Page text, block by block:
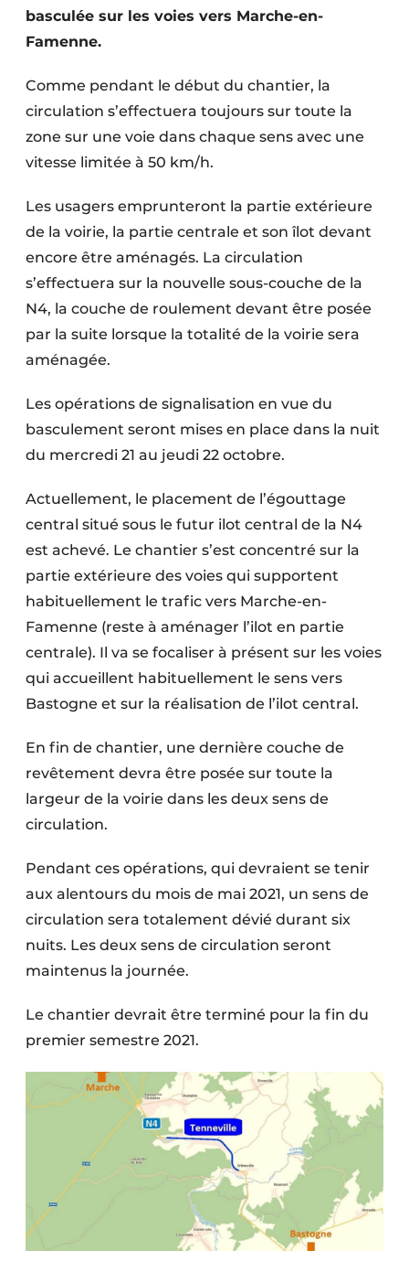
Fondations
Façades
Infrastructures souterraines et égouttage
Protection solaire
Rénovation
Sécurité incendie
Software
basculée sur les voies vers Marche-en-
Famenne.
Comme pendant le début du chantier, la
circulation s’effectuera toujours sur toute la
zone sur une voie dans chaque sens avec une
vitesse limitée à 50 km/h.
Les usagers emprunteront la partie extérieure
de la voirie, la partie centrale et son îlot devant
encore être aménagés. La circulation
s’effectuera sur la nouvelle sous-couche de la
N4, la couche de roulement devant être posée
par la suite lorsque la totalité de la voirie sera
aménagée.
Les opérations de signalisation en vue du
basculement seront mises en place dans la nuit
du mercredi 21 au jeudi 22 octobre.
Actuellement, le placement de l’égouttage
central situé sous le futur ilot central de la N4
est achevé. Le chantier s’est concentré sur la
partie extérieure des voies qui supportent
habituellement le trafic vers Marche-en-
Famenne (reste à aménager l’ilot en partie
centrale). Il va se focaliser à présent sur les voies
qui accueillent habituellement le sens vers
Bastogne et sur la réalisation de l’ilot central.
En fin de chantier, une dernière couche de
revêtement devra être posée sur toute la
largeur de la voirie dans les deux sens de
circulation.
Pendant ces opérations, qui devraient se tenir
aux alentours du mois de mai 2021, un sens de
circulation sera totalement dévié durant six
nuits. Les deux sens de circulation seront
maintenus la journée.
Le chantier devrait être terminé pour la fin du
premier semestre 2021.